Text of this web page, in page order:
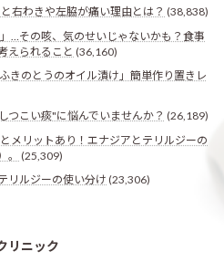
右わきや左脇が痛い理由とは？ (38,838)
」…その咳、気のせいじゃないかも？食事
えられること (36,160)
きのとうのオイル漬け」簡単作り置きレ
つこい痰"に悩んでいませんか？ (26,189)
メリットあり！エナジアとテリルジーの
(25,309)
リルジーの使い分け (23,306)
リニック